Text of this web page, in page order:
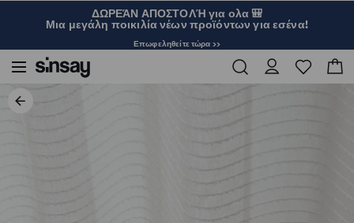
ΔΩΡΕΆΝ ΑΠΟΣΤΟΛΉ για ολα 🎒
Μια μεγάλη ποικιλία νέων προϊόντων για εσένα!
Επωφεληθείτε τώρα >>